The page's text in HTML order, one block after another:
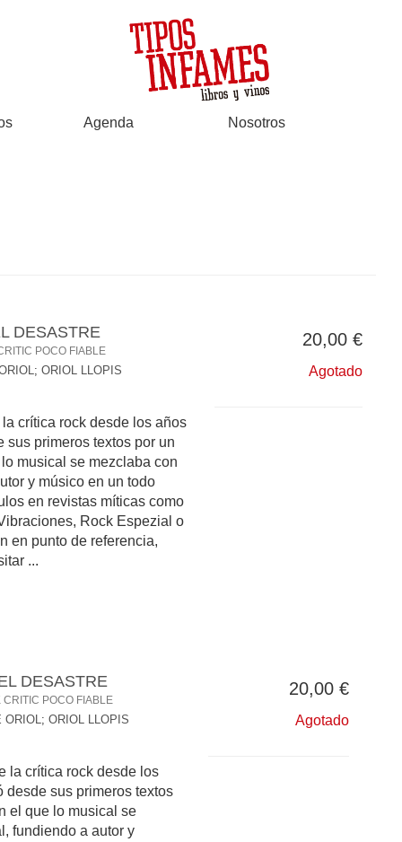
Agenda Nosotros
DESASTRE
POCO FIABLE
; ORIOL LLOPIS
crítica rock desde los años
sus primeros textos por un
musical se mezclaba con
y músico en un todo
en revistas míticas como
Rock Espezial o
en punto de referencia,
...
20,00 €
Agotado
DESASTRE
POCO FIABLE
ORIOL; ORIOL LLOPIS
la crítica rock desde los
desde sus primeros textos
el que lo musical se
fundiendo a autor y
20,00 €
Agotado